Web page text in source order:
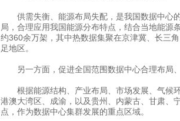
供需失衡、能源布局失配，是我国数据中心
局，合理应用我国能源分布特点，结合当地能源
约360余万架，其中热数据集聚在京津冀、长三
足地区。
另一方面，促进全国范围数据中心合理布局、
根据能源结构、产业布局、市场发展、气候
港澳大湾区、成渝，以及贵州、内蒙古、甘肃、
点，作为数据中心集群发展的重点区域。